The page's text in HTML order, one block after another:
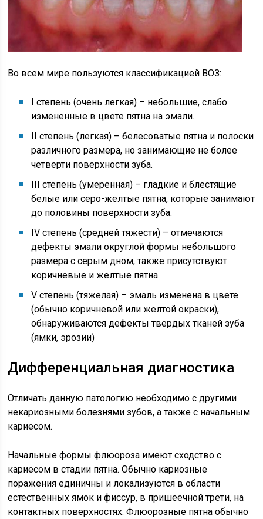
Во всем мире пользуются классификацией ВОЗ:
I степень (очень легкая) – небольшие, слабо
измененные в цвете пятна на эмали.
II степень (легкая) – белесоватые пятна и полоски
различного размера, но занимающие не более
четверти поверхности зуба.
III степень (умеренная) – гладкие и блестящие
белые или серо-желтые пятна, которые занимают
до половины поверхности зуба.
IV степень (средней тяжести) – отмечаются
дефекты эмали округлой формы небольшого
размера с серым дном, также присутствуют
коричневые и желтые пятна.
V степень (тяжелая) – эмаль изменена в цвете
(обычно коричневой или желтой окраски),
обнаруживаются дефекты твердых тканей зуба
(ямки, эрозии)
Дифференциальная диагностика
Отличать данную патологию необходимо с другими
некариозными болезнями зубов, а также с начальным
кариесом.
Начальные формы флюороза имеют сходство с
кариесом в стадии пятна. Обычно кариозные
поражения единичны и локализуются в области
естественных ямок и фиссур, в пришеечной трети, на
контактных поверхностях. Флюорозные пятна обычно